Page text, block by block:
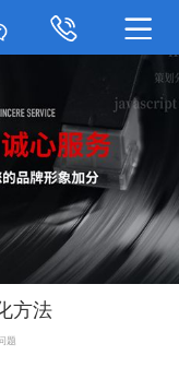
方法
题